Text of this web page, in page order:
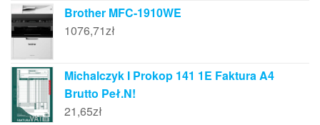
Brother MFC-1910WE
1076,71zł
Michalczyk I Prokop 141 1E Faktura A4
Brutto Peł.N!
21,65zł